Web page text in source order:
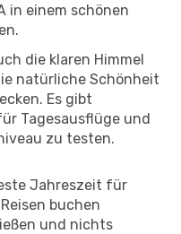
in einem schönen
die klaren Himmel
natürliche Schönheit
Es gibt
Tagesausflüge und
zu testen.
Jahreszeit für
buchen
und nichts